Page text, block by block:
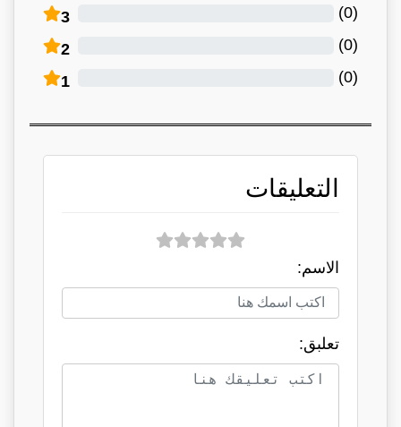
3 (
0
)
2 (
0
)
1 (
0
)
التعليقات
الاسم:
تعلبق: